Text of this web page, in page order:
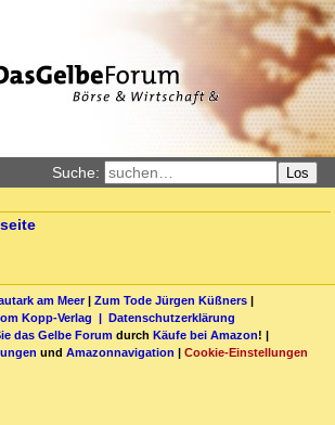
Suche: Los
am Meer| Zum Tode Jürgen Küßners |
Kopp-Verlag | Datenschutzerklärung
das Gelbe Forum durch Käufe bei Amazon! |
und Amazonnavigation | Cookie-Einstellungen